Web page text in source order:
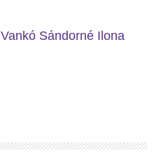
Vankó Sándorné Ilona